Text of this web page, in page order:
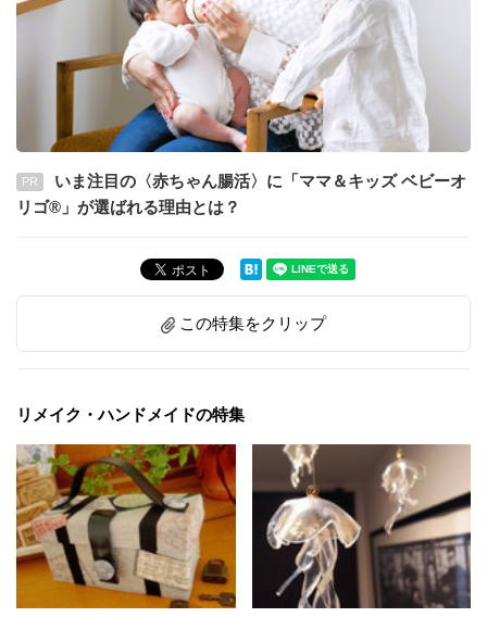
PR
いま注目の〈赤ちゃん腸活〉に「ママ＆キッズ ベビーオ
リゴ®」が選ばれる理由とは？
この特集をクリップ
リメイク・ハンドメイドの特集